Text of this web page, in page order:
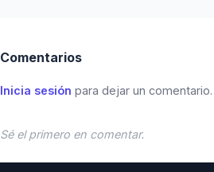
Comentarios
Inicia sesión para dejar un comentario.
Sé el primero en comentar.